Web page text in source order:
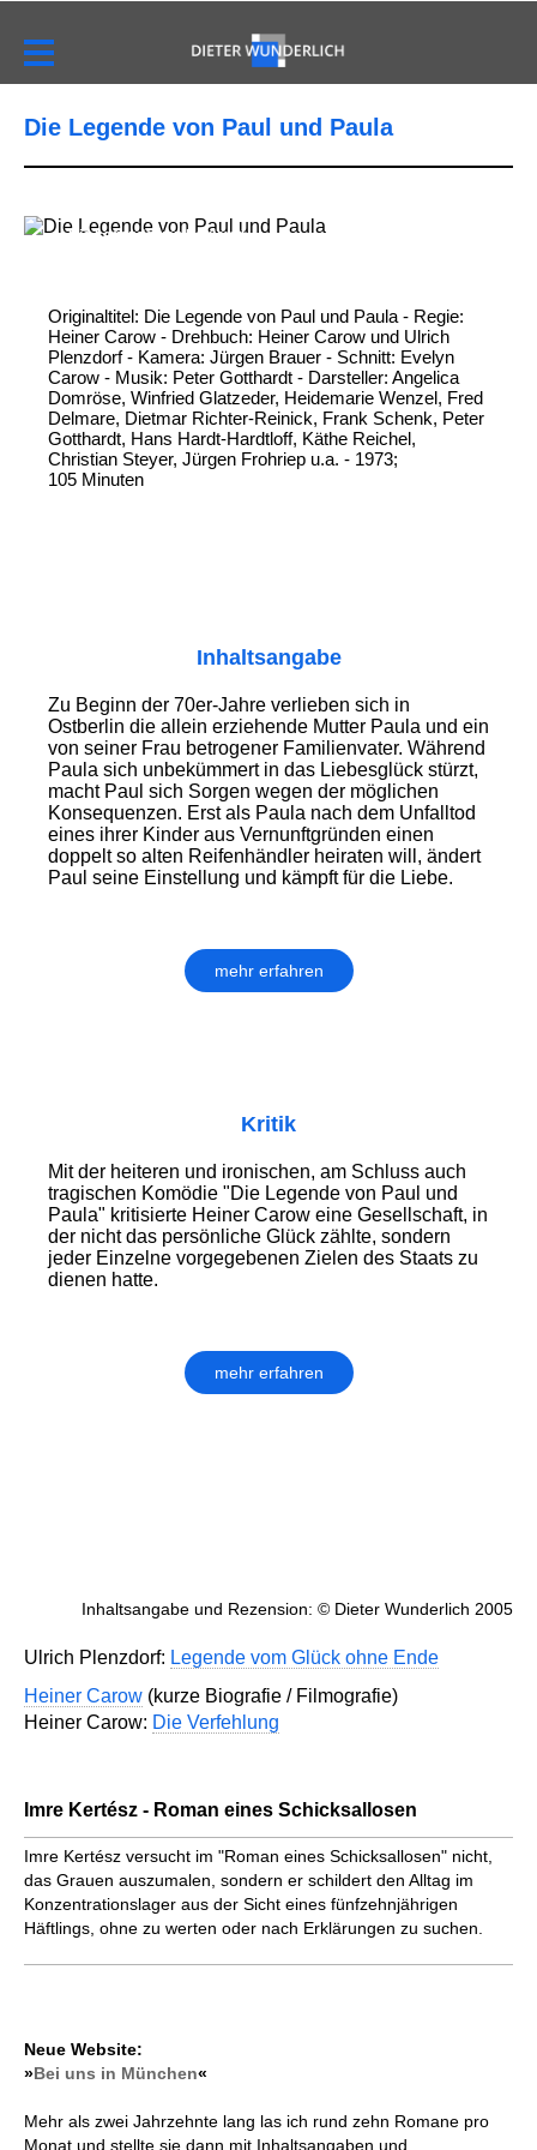
Die Legende von Paul und Paula
Die Legende von Paul und
Originaltitel: Die Legende von Paul und Paula - Regie:
Heiner Carow - Drehbuch: Heiner Carow und Ulrich
Plenzdorf - Kamera: Jürgen Brauer - Schnitt: Evelyn
Carow - Musik: Peter Gotthardt - Darsteller: Angelica
Domröse, Winfried Glatzeder, Heidemarie Wenzel, Fred
Delmare, Dietmar Richter-Reinick, Frank Schenk, Peter
Gotthardt, Hans Hardt-Hardtloff, Käthe Reichel,
Christian Steyer, Jürgen Frohriep u.a. - 1973;
105 Minuten
Inhaltsangabe
Zu Beginn der 70er-Jahre verlieben sich in
Ostberlin die allein erziehende Mutter Paula und ein
von seiner Frau betrogener Familienvater. Während
Paula sich unbekümmert in das Liebesglück stürzt,
macht Paul sich Sorgen wegen der möglichen
Konsequenzen. Erst als Paula nach dem Unfalltod
eines ihrer Kinder aus Vernunftgründen einen
doppelt so alten Reifenhändler heiraten will, ändert
Paul seine Einstellung und kämpft für die Liebe.
mehr erfahren
Kritik
Mit der heiteren und ironischen, am Schluss auch
tragischen Komödie "Die Legende von Paul und
Paula" kritisierte Heiner Carow eine Gesellschaft, in
der nicht das persönliche Glück zählte, sondern
jeder Einzelne vorgegebenen Zielen des Staats zu
dienen hatte.
mehr erfahren
Inhaltsangabe und Rezension: © Dieter Wunderlich 2005
Ulrich Plenzdorf: Legende vom Glück ohne Ende
Heiner Carow (kurze Biografie / Filmografie)
Heiner Carow: Die Verfehlung
Imre Kertész - Roman eines Schicksallosen
Imre Kertész versucht im "Roman eines Schicksallosen" nicht,
das Grauen auszumalen, sondern er schildert den Alltag im
Konzentrationslager aus der Sicht eines fünfzehnjährigen
Häftlings, ohne zu werten oder nach Erklärungen zu suchen.
Neue Website:
»Bei uns in München«
Mehr als zwei Jahrzehnte lang las ich rund zehn Romane pro
Monat und stellte sie dann mit Inhaltsangaben und